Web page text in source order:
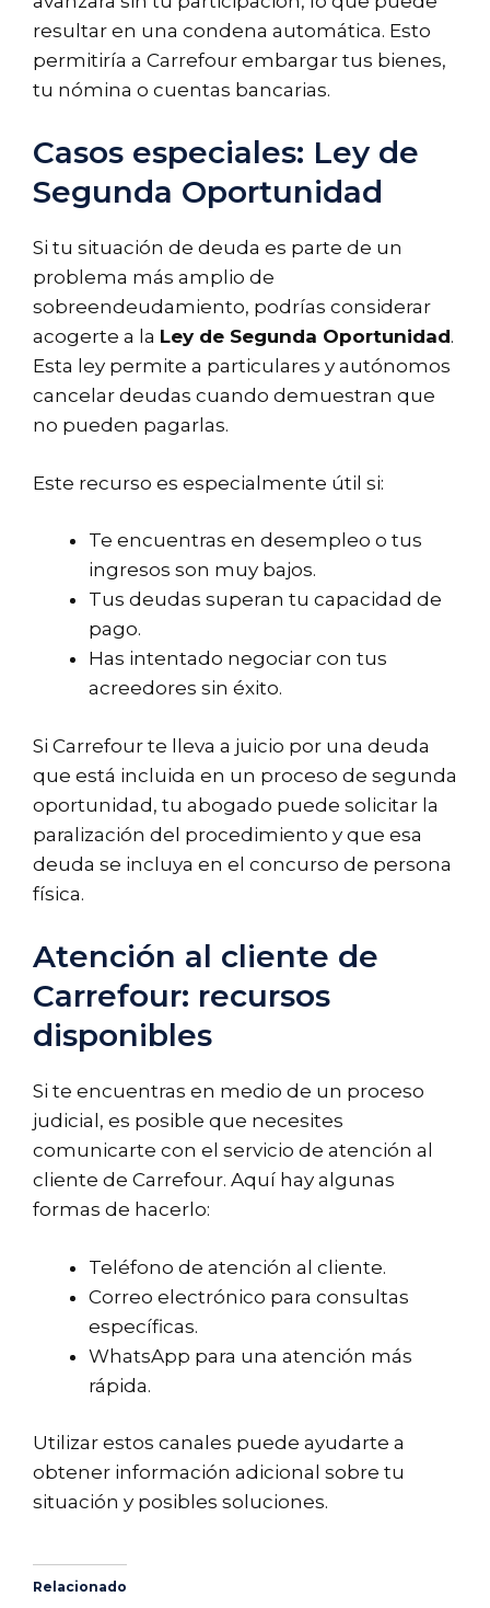
resultar en una condena automática. Esto
permitiría a Carrefour embargar tus bienes,
tu nómina o cuentas bancarias.
Casos especiales: Ley de
Segunda Oportunidad
Si tu situación de deuda es parte de un
problema más amplio de
sobreendeudamiento, podrías considerar
acogerte a la Ley de Segunda Oportunidad.
Esta ley permite a particulares y autónomos
cancelar deudas cuando demuestran que
no pueden pagarlas.
Este recurso es especialmente útil si:
Te encuentras en desempleo o tus
ingresos son muy bajos.
Tus deudas superan tu capacidad de
pago.
Has intentado negociar con tus
acreedores sin éxito.
Si Carrefour te lleva a juicio por una deuda
que está incluida en un proceso de segunda
oportunidad, tu abogado puede solicitar la
paralización del procedimiento y que esa
deuda se incluya en el concurso de persona
física.
Atención al cliente de
Carrefour: recursos
disponibles
Si te encuentras en medio de un proceso
judicial, es posible que necesites
comunicarte con el servicio de atención al
cliente de Carrefour. Aquí hay algunas
formas de hacerlo:
Teléfono de atención al cliente.
Correo electrónico para consultas
específicas.
WhatsApp para una atención más
rápida.
Utilizar estos canales puede ayudarte a
obtener información adicional sobre tu
situación y posibles soluciones.
Relacionado